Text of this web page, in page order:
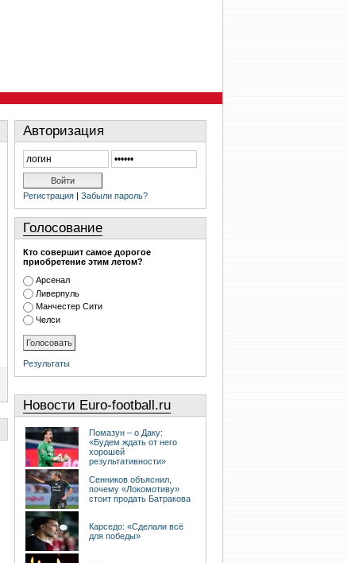
Авторизация
Регистрация | Забыли пароль?
Голосование
Кто совершит самое дорогое
приобретение этим летом?
Арсенал
Ливерпуль
Манчестер Сити
Челси
Результаты
Новости Euro-football.ru
Помазун – о Даку:
«Будем ждать от него
хорошей
результативности»
Сенников объяснил,
почему «Локомотиву»
стоит продать Батракова
Карседо: «Сделали всё
для победы»